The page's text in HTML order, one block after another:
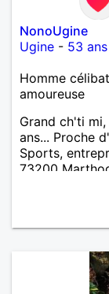
NonoUgine
Ugine - 53 ans
Homme
amoureuse
Grand ch'ti
ans... Proche
Sports,
73200
Enquêtes et